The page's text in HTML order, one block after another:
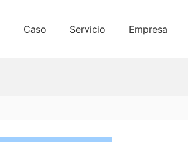
Caso Servicio Empresa